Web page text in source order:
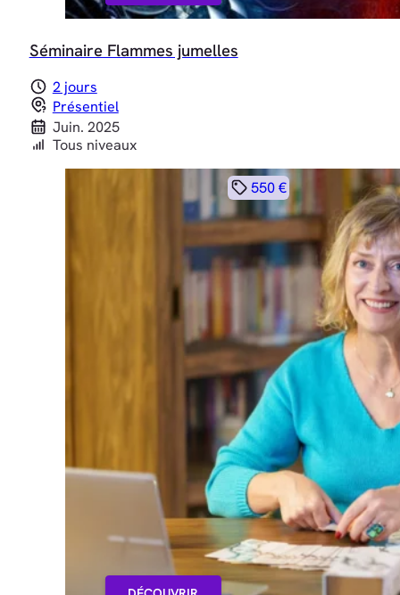
Séminaire Flammes jumelles
2 jours
Présentiel
Juin. 2025
Tous niveaux
550 €